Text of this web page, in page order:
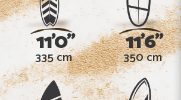
11'0"
335 cm 11'6"
350 cm